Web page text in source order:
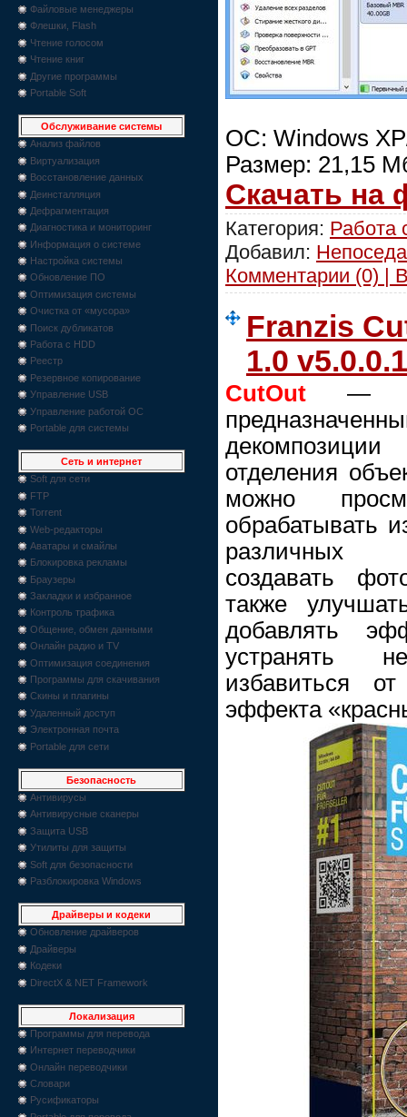
Файловые менеджеры
Флешки, Flash
Чтение голосом
Чтение книг
Другие программы
Portable Soft
Обслуживание системы
Анализ файлов
Виртуализация
Восстановление данных
Деинсталляция
Дефрагментация
Диагностика и мониторинг
Информация о системе
Настройка системы
Обновление ПО
Оптимизация системы
Очистка от «мусора»
Поиск дубликатов
Работа с HDD
Реестр
Резервное копирование
Управление USB
Управление работой ОС
Portable для системы
Сеть и интернет
Soft для сети
FTP
Torrent
Web-редакторы
Аватары и смайлы
Блокировка рекламы
Браузеры
Закладки и избранное
Контроль трафика
Общение, обмен данными
Онлайн радио и TV
Оптимизация соединения
Программы для скачивания
Скины и плагины
Удаленный доступ
Электронная почта
Portable для сети
Безопасность
Антивирусы
Антивирусные сканеры
Защита USB
Утилиты для защиты
Soft для безопасности
Разблокировка Windows
Драйверы и кодеки
Обновление драйверов
Драйверы
Кодеки
DirectX & NET Framework
Локализация
Программы для перевода
Интернет переводчики
Онлайн переводчики
Словари
Русификаторы
ОС: Windows
Размер: 21,15
Скачать на
Категория: Работа
Добавил: Непоседа
Комментарии (0) |
Franzis
1.0
CutOut —
отделения
можно
обрабатывать
различных
создавать
также
добавлять
устранять
избавиться
эффекта